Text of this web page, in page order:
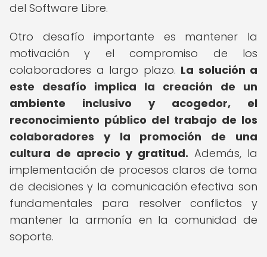
del Software Libre.
Otro desafío importante es mantener la
motivación y el compromiso de los
colaboradores a largo plazo. La solución a
este desafío implica la creación de un
ambiente inclusivo y acogedor, el
reconocimiento público del trabajo de los
colaboradores y la promoción de una
cultura de aprecio y gratitud. Además, la
implementación de procesos claros de toma
de decisiones y la comunicación efectiva son
fundamentales para resolver conflictos y
mantener la armonía en la comunidad de
soporte.